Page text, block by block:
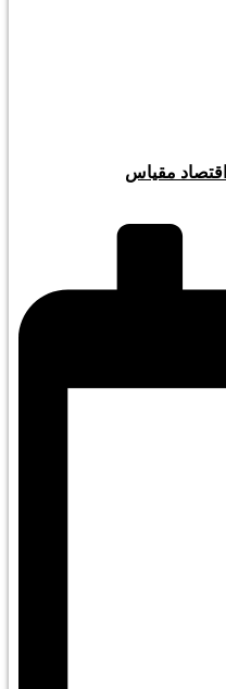
اقتصاد مقیاس